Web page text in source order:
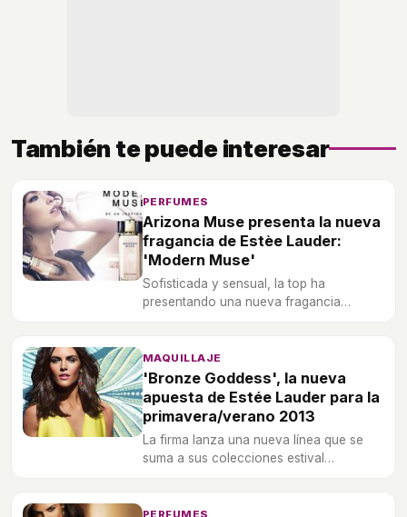
También te puede interesar
PERFUMES
Arizona Muse presenta la nueva
fragancia de Estèe Lauder:
'Modern Muse'
Sofisticada y sensual, la top ha
presentando una nueva fragancia
MAQUILLAJE
'Bronze Goddess', la nueva
apuesta de Estée Lauder para la
primavera/verano 2013
La firma lanza una nueva línea que se
suma a sus colecciones estival
PERFUMES